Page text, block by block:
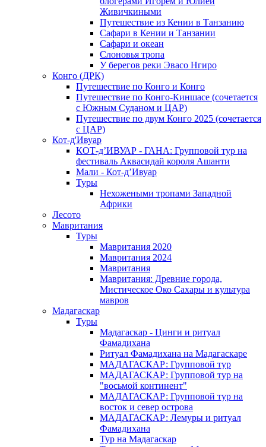
Живичкиными
Путешествие из Кении в Танзанию
Сафари в Кении и Танзании
Сафари и океан
Слоновья тропа
У берегов реки Эвасо Нгиро
Конго (ДРК)
Путешествие по Конго и Конго
Путешествие по Конго-Киншасе (сочетается
с Южным Суданом и ЦАР)
Путешествие по двум Конго 2025 (сочетается
с ЦАР)
Кот-д'Ивуар
КОТ-д’ИВУАР - ГАНА: Групповой тур на
фестиваль Аквасидай короля Ашанти
Мали - Кот-д’Ивуар
Туры
Нехожеными тропами Западной
Африки
Лесото
Мавритания
Туры
Мавритания 2020
Мавритания 2024
Мавритания
Мавритания: Древние города,
Мистическое Око Сахары и культура
мавров
Мадагаскар
Туры
Мадагаскар - Цинги и ритуал
Фамадихана
Ритуал Фамадихана на Мадагаскаре
МАДАГАСКАР: Групповой тур
МАДАГАСКАР: Групповой тур на
"восьмой континент"
МАДАГАСКАР: Групповой тур на
восток и север острова
МАДАГАСКАР: Лемуры и ритуал
Фамадихана
Тур на Мадагаскар